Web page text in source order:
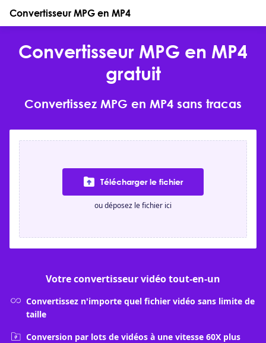
Convertisseur MPG en MP4
Convertisseur MPG en MP4
gratuit
Convertissez MPG en MP4 sans tracas
Télécharger le fichier
ou déposez le fichier ici
Votre convertisseur vidéo tout-en-un
Convertissez n'importe quel fichier vidéo sans limite de
taille
Conversion par lots de vidéos à une vitesse 60X plus